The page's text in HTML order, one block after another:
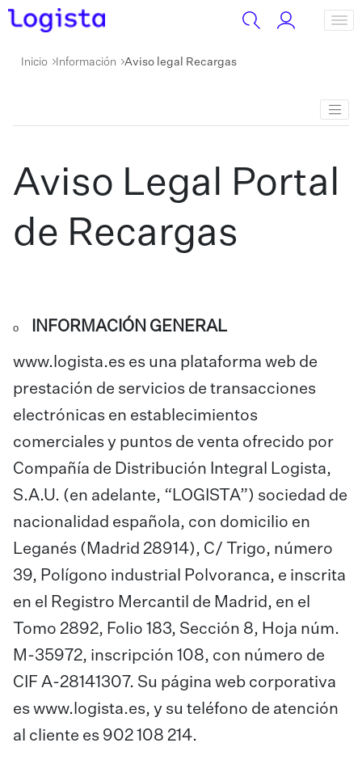
Inicio Información Aviso legal Recargas
Aviso Legal Portal
de Recargas
o INFORMACIÓN GENERAL
www.logista.es es una plataforma web de
prestación de servicios de transacciones
electrónicas en establecimientos
comerciales y puntos de venta ofrecido por
Compañía de Distribución Integral Logista,
S.A.U. (en adelante, “LOGISTA”) sociedad de
nacionalidad española, con domicilio en
Leganés (Madrid 28914), C/ Trigo, número
39, Polígono industrial Polvoranca, e inscrita
en el Registro Mercantil de Madrid, en el
Tomo 2892, Folio 183, Sección 8, Hoja núm.
M-35972, inscripción 108, con número de
CIF A-28141307. Su página web corporativa
es www.logista.es, y su teléfono de atención
al cliente es 902 108 214.